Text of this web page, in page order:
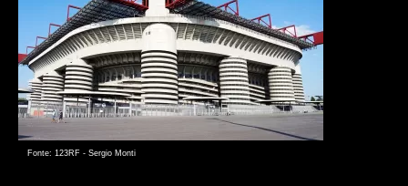
Fonte: 123RF - Sergio Monti